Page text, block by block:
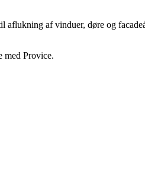
af vinduer, døre og
med Provice.